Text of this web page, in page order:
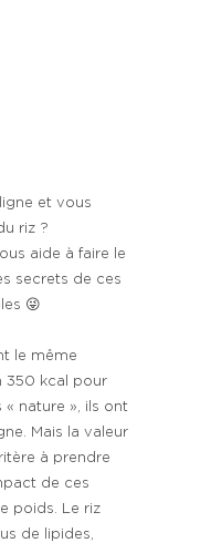
et vous
riz ?
aide à faire le
secrets de ces
😜
le même
350 kcal pour
« nature », ils ont
Mais la valeur
à prendre
de ces
poids. Le riz
de lipides,